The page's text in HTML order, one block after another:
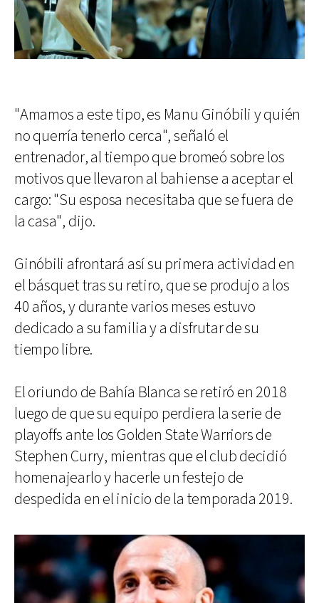
"Amamos a este tipo, es Manu Ginóbili y quién
no querría tenerlo cerca", señaló el
entrenador, al tiempo que bromeó sobre los
motivos que llevaron al bahiense a aceptar el
cargo: "Su esposa necesitaba que se fuera de
la casa", dijo.
Ginóbili afrontará así su primera actividad en
el básquet tras su retiro, que se produjo a los
40 años, y durante varios meses estuvo
dedicado a su familia y a disfrutar de su
tiempo libre.
El oriundo de Bahía Blanca se retiró en 2018
luego de que su equipo perdiera la serie de
playoffs ante los Golden State Warriors de
Stephen Curry, mientras que el club decidió
homenajearlo y hacerle un festejo de
despedida en el inicio de la temporada 2019.